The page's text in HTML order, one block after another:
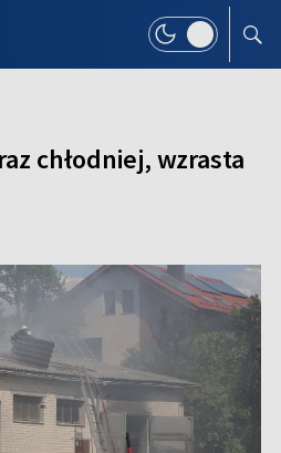
chłodniej, wzrasta